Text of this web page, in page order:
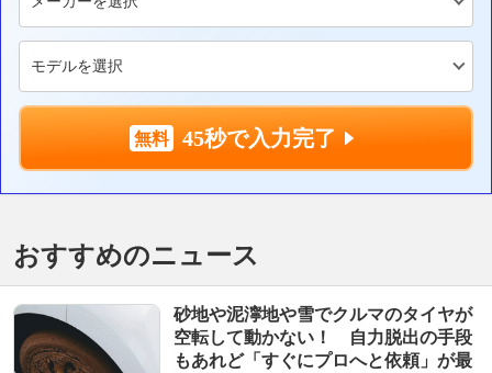
45秒で入力完了
おすすめのニュース
砂地や泥濘地や雪でクルマのタイヤが
空転して動かない！ 自力脱出の手段
もあれど「すぐにプロへと依頼」が最